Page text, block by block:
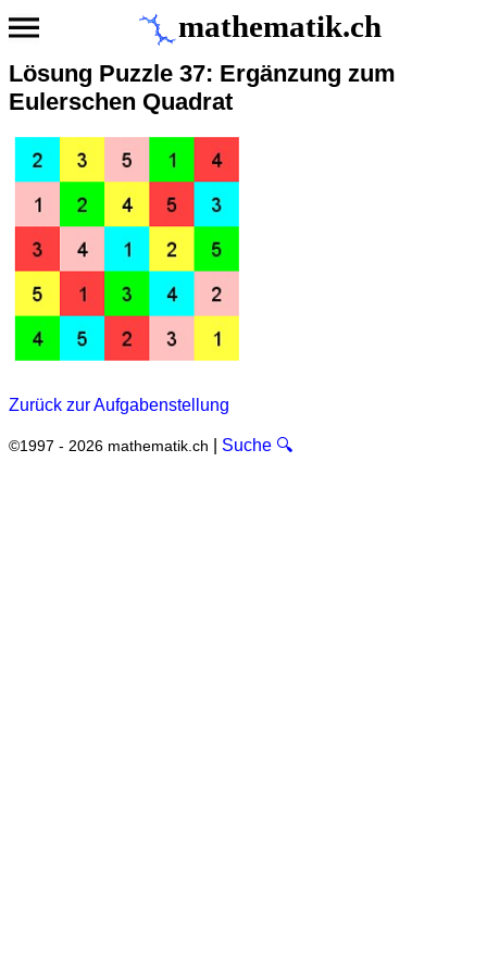
mathematik.ch
Lösung Puzzle 37: Ergänzung zum
Eulerschen Quadrat
Zurück zur Aufgabenstellung
©1997 - 2026 mathematik.ch Suche 🔍